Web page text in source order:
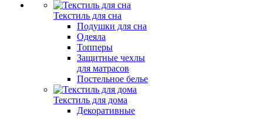
Текстиль для сна
Подушки для сна
Одеяла
Топперы
Защитные чехлы
для матрасов
Постельное белье
Текстиль для дома
Декоративные